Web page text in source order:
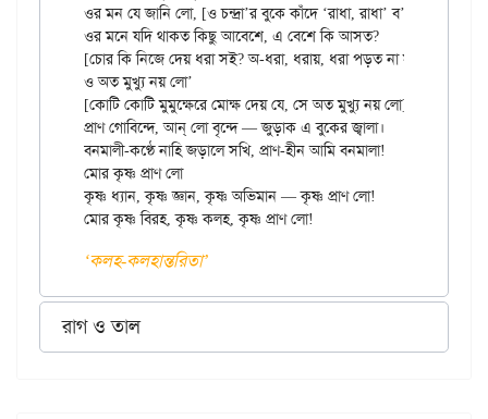
ওর মন যে জানি লো, [ও চন্দ্রা’র বুকে কাঁদে ‘রাধা, রাধা’ ব’লে]
ওর মনে যদি থাকত কিছু আবেশে, এ বেশে কি আসত?
[চোর কি নিজে দেয় ধরা সই? অ-ধরা, ধরায়, ধরা পড়ত না সই]
ও অত মুখ্যু নয় লো’
[কোটি কোটি মুমুক্ষেরে মোক্ষ দেয় যে, সে অত মুখ্যু নয় লো]
প্রাণ গোবিন্দে, আন্ লো বৃন্দে — জুড়াক এ বুকের জ্বালা।
বনমালী-কণ্ঠে নাহি জড়ালে সখি, প্রাণ-হীন আমি বনমালা!
মোর কৃষ্ণ প্রাণ লো
কৃষ্ণ ধ্যান, কৃষ্ণ জ্ঞান, কৃষ্ণ অভিমান — কৃষ্ণ প্রাণ লো!
‌‘কলহ-কলহান্তরিতা’
রাগ ও তাল